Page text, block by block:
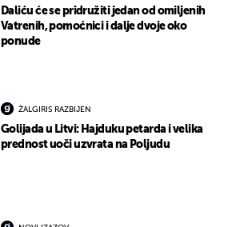
Daliću će se pridružiti jedan od omiljenih
Vatrenih, pomoćnici i dalje dvoje oko
ponude
ŽALGIRIS RAZBIJEN
Golijada u Litvi: Hajduku petarda i velika
prednost uoči uzvrata na Poljudu